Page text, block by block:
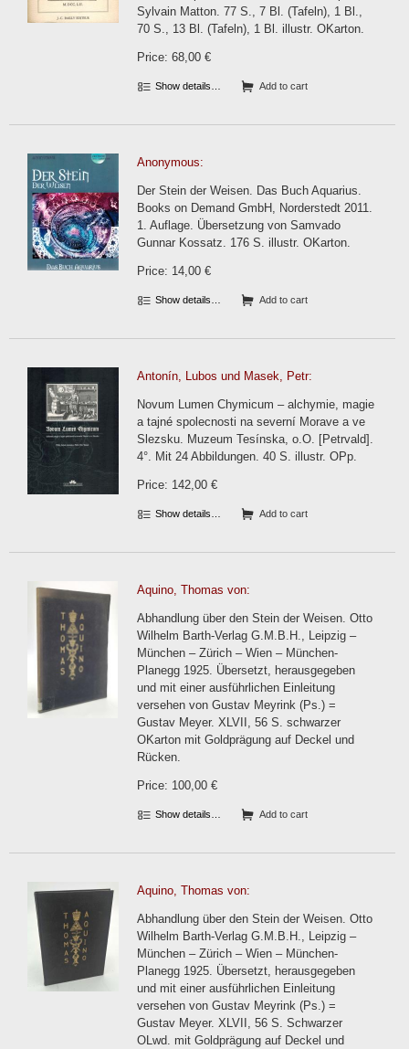
Sylvain Matton. 77 S., 7 Bl. (Tafeln), 1 Bl.,
70 S., 13 Bl. (Tafeln), 1 Bl. illustr. OKarton.
Price: 68,00 €
Show details… Add to cart
Anonymous:
Der Stein der Weisen. Das Buch Aquarius.
Books on Demand GmbH, Norderstedt 2011.
1. Auflage. Übersetzung von Samvado
Gunnar Kossatz. 176 S. illustr. OKarton.
Price: 14,00 €
Show details… Add to cart
Antonín, Lubos und Masek, Petr:
Novum Lumen Chymicum – alchymie, magie
a tajné spolecnosti na severní Morave a ve
Slezsku. Muzeum Tesínska, o.O. [Petrvald].
4°. Mit 24 Abbildungen. 40 S. illustr. OPp.
Price: 142,00 €
Show details… Add to cart
Aquino, Thomas von:
Abhandlung über den Stein der Weisen. Otto
Wilhelm Barth-Verlag G.M.B.H., Leipzig –
München – Zürich – Wien – München-
Planegg 1925. Übersetzt, herausgegeben
und mit einer ausführlichen Einleitung
versehen von Gustav Meyrink (Ps.) =
Gustav Meyer. XLVII, 56 S. schwarzer
OKarton mit Goldprägung auf Deckel und
Rücken.
Price: 100,00 €
Show details… Add to cart
Aquino, Thomas von:
Abhandlung über den Stein der Weisen. Otto
Wilhelm Barth-Verlag G.M.B.H., Leipzig –
München – Zürich – Wien – München-
Planegg 1925. Übersetzt, herausgegeben
und mit einer ausführlichen Einleitung
versehen von Gustav Meyrink (Ps.) =
Gustav Meyer. XLVII, 56 S. Schwarzer
OLwd. mit Goldprägung auf Deckel und